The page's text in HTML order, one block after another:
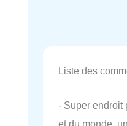
Liste des
- Super endroit
et du monde,